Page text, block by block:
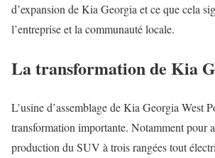
d’expansion de Kia Georgia et ce que cela
l’entreprise et la communauté locale.
La transformation de Kia
L’usine d’assemblage de Kia Georgia West
transformation importante. Notamment pour
production du SUV à trois rangées tout